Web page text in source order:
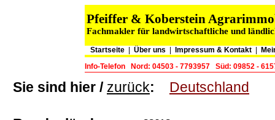
Pfeiffer & Koberstein
Fachmakler für landwirtschaftliche und
Startseite Über uns Impressum & Kontakt
Info-Telefon
Nord: 04503 - 7793957 Süd: 09852 -
Sie sind hier / zurück: Deutschland